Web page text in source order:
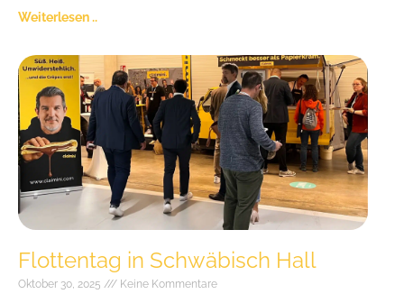
Weiterlesen ..
Flottentag in Schwäbisch Hall
Oktober 30, 2025 Keine Kommentare